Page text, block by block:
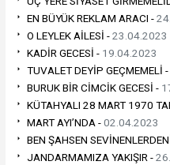
EN BÜYÜK REKLAM ARACI -
O LEYLEK AİLESİ -23.04.2023
KADİR GECESİ - 19.04.2023
TUVALET DEYİP GEÇMEMELİ -
BURUK BİR CİMCİK GECESİ -
KÜTAHYALI 28 MART 1970
MART AYI’NDA -02.04.2023
BEN ŞAHSEN
JANDARMAMIZA YAKIŞIR -